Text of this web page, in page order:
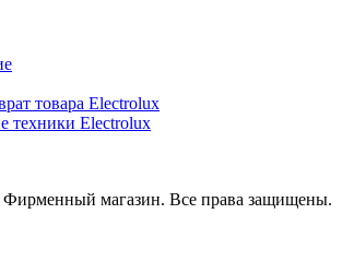
товара Electrolux
техники Electrolux
магазин. Все права защищены.